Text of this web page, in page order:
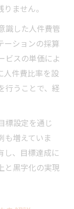
ません。
識した人件費管
ーションの採算
ビスの単価によ
人件費比率を設
行うことで、経
標設定を通じ
も増えていま
し、目標達成に
と黒字化の実現